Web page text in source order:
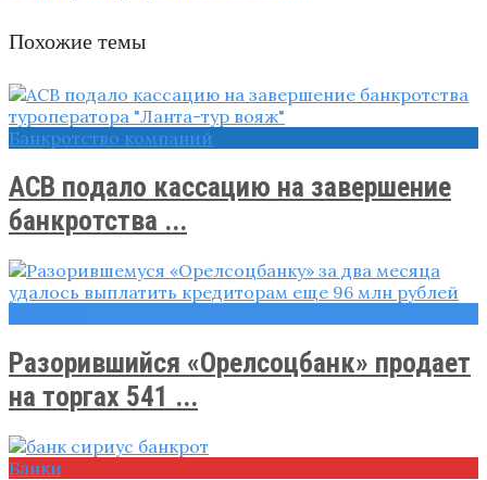
Похожие темы
Банкротство компаний
АСВ подало кассацию на завершение
банкротства ...
Разорившийся «Орелсоцбанк» продает
на торгах 541 ...
Банки